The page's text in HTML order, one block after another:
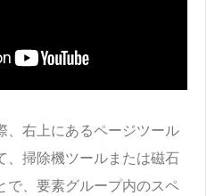
、右上にあるページツール
、掃除機ツールまたは磁石
で、要素グループ内のスペ